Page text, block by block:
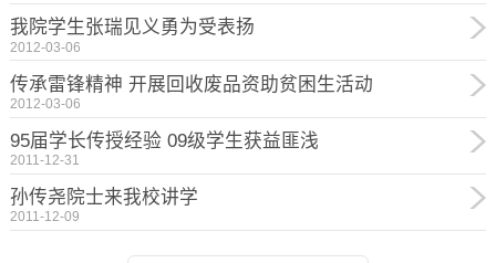
我院学生张瑞见义勇为受表扬
2012-03-06
传承雷锋精神 开展回收废品资助贫困生活动
2012-03-06
95届学长传授经验 09级学生获益匪浅
2011-12-31
孙传尧院士来我校讲学
2011-12-09